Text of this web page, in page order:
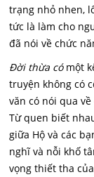
trạng nhỏ nhen,
tức là làm cho
đã nói về chức
Đời thừa cómột
truyện không có
văn có nói qua
Từ quen biết
giữa Hộ và các
nghĩ và nỗi khố
vọng thiết tha